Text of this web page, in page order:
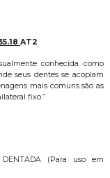
AT2
conhecida como
seus dentes se acoplam
mais comuns são as
fixo.”
DENTADA (Para uso em